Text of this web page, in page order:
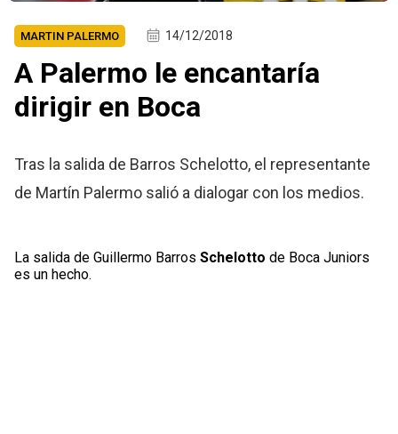
MARTIN PALERMO 14/12/2018
A Palermo le encantaría
dirigir en Boca
Tras la salida de Barros Schelotto, el representante
de Martín Palermo salió a dialogar con los medios.
La salida de Guillermo Barros Schelotto de Boca Juniors
es un hecho.